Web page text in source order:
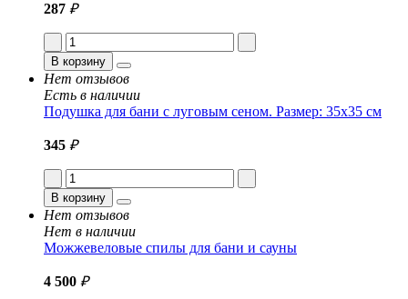
287 ₽
В корзину
Нет отзывов
Есть в наличии
Подушка для бани с луговым сеном. Размер: 35x35 см
345 ₽
В корзину
Нет отзывов
Нет в наличии
Можжевеловые спилы для бани и сауны
4 500 ₽